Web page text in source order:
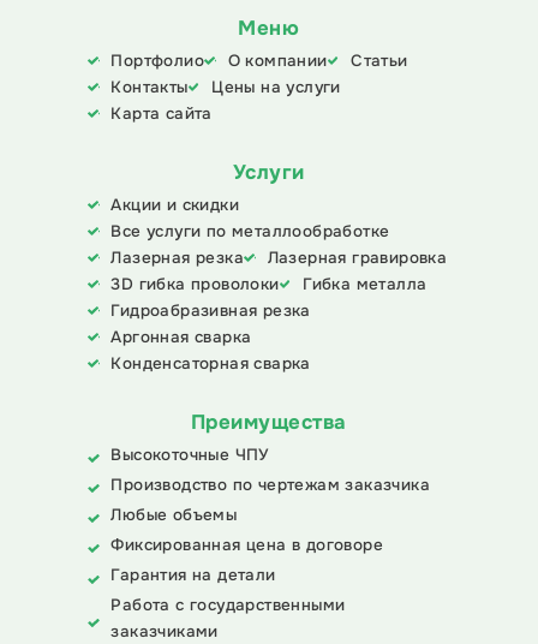
Меню
Портфолио О компании
Статьи
Контакты
Цены на услуги
Карта сайта
Услуги
Акции и скидки
Все услуги по металлообработке
Лазерная резка
Лазерная гравировка
3D гибка проволоки
Гибка металла
Гидроабразивная резка
Аргонная сварка
Конденсаторная сварка
Преимущества
Высокоточные ЧПУ
Производство по чертежам заказчика
Любые объемы
Фиксированная цена в договоре
Гарантия на детали
Работа с государственными
заказчиками